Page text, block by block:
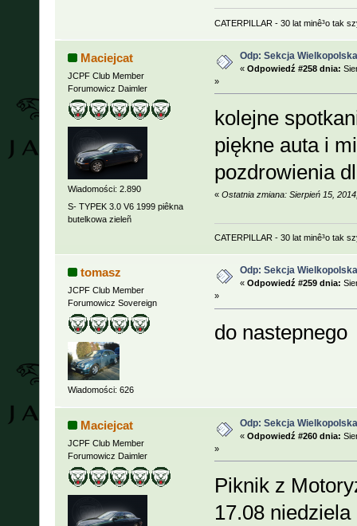
CATERPILLAR - 30 lat minê³o tak
Maciejcat
JCPF Club Member
Forumowicz Daimler
Wiadomości: 2.890
S- TYPEK 3.0 V6 1999 piêkna
butelkowa zieleñ
Odp: Sekcja
« Odpowiedź #258 dnia:
»
kolejne
piękne auta i
pozdrowienia
« Ostatnia zmiana: Sierpień 15,
CATERPILLAR - 30 lat minê³o tak
tomasz
JCPF Club Member
Forumowicz Sovereign
Wiadomości: 626
Odp: Sekcja
« Odpowiedź #259 dnia:
»
do nastepnego
Maciejcat
JCPF Club Member
Forumowicz Daimler
Odp: Sekcja
« Odpowiedź #260 dnia:
»
Piknik z
17.08